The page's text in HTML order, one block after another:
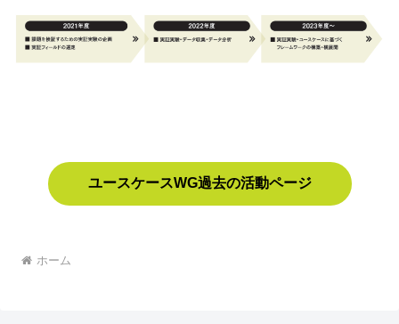
ユースケースWG過去の活動ページ
ホーム